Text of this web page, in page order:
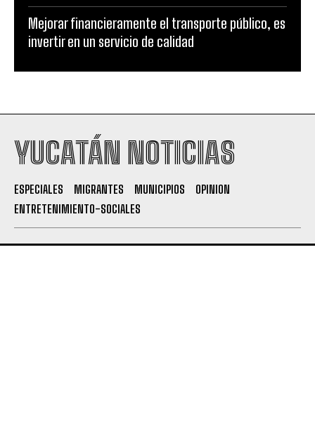
Mejorar financieramente el transporte público, es
invertir en un servicio de calidad
YUCATÁN NOTICIAS
ESPECIALES MIGRANTES MUNICIPIOS
OPINION
ENTRETENIMIENTO-SOCIALES